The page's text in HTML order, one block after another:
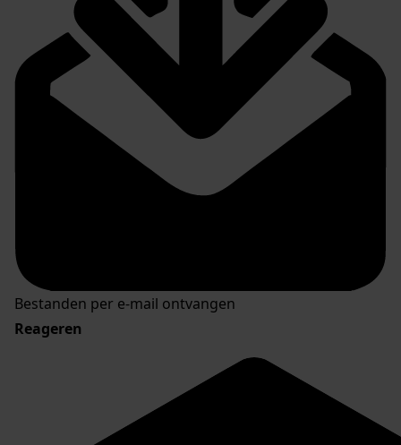
Bestanden per e-mail ontvangen
Reageren